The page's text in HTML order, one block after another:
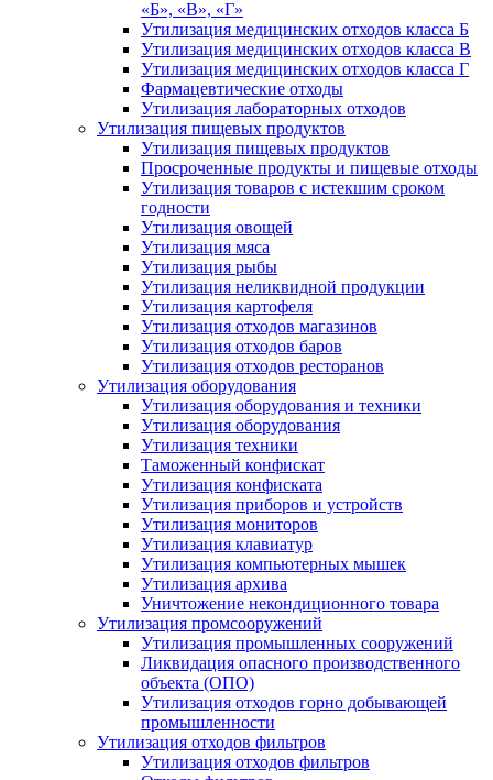
«Б», «В», «Г»
Утилизация медицинских отходов класса Б
Утилизация медицинских отходов класса В
Утилизация медицинских отходов класса Г
Фармацевтические отходы
Утилизация лабораторных отходов
Утилизация пищевых продуктов
Утилизация пищевых продуктов
Просроченные продукты и пищевые отходы
Утилизация товаров с истекшим сроком
годности
Утилизация овощей
Утилизация мяса
Утилизация рыбы
Утилизация неликвидной продукции
Утилизация картофеля
Утилизация отходов магазинов
Утилизация отходов баров
Утилизация отходов ресторанов
Утилизация оборудования
Утилизация оборудования и техники
Утилизация оборудования
Утилизация техники
Таможенный конфискат
Утилизация конфиската
Утилизация приборов и устройств
Утилизация мониторов
Утилизация клавиатур
Утилизация компьютерных мышек
Утилизация архива
Уничтожение некондиционного товара
Утилизация промсооружений
Утилизация промышленных сооружений
Ликвидация опасного производственного
объекта (ОПО)
Утилизация отходов горно добывающей
промышленности
Утилизация отходов фильтров
Утилизация отходов фильтров